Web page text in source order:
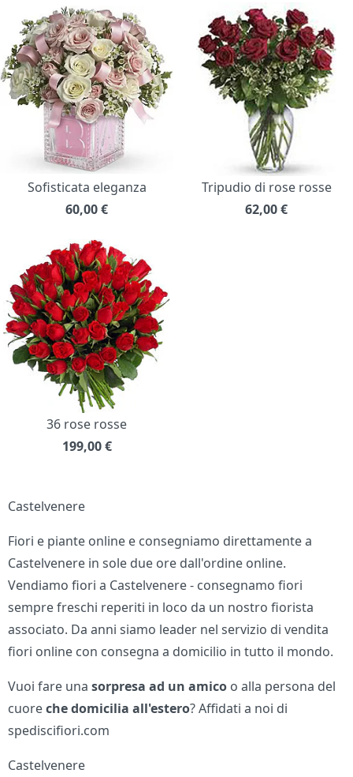
Sofisticata eleganza
60,00€
Tripudio di rose rosse
62,00€
36 rose rosse
199,00 €
Castelvenere
Fiori e piante online e consegniamo direttamente a
Castelvenere in sole due ore dall'ordine online.
Vendiamo fiori a Castelvenere - consegnamo fiori
sempre freschi reperiti in loco da un nostro fiorista
associato. Da anni siamo leader nel servizio di vendita
fiori online con consegna a domicilio in tutto il mondo.
Vuoi fare unasorpresa ad un amico o alla persona del
cuoreche domicilia all'estero? Affidati a noi di
spediscifiori.com
Castelvenere